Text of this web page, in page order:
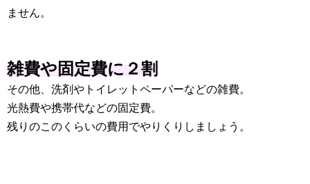
ません。
雑費や固定費に２割
その他、洗剤やトイレットペーパーなどの雑費。
光熱費や携帯代などの固定費。
残りのこのくらいの費用でやりくりしましょう。